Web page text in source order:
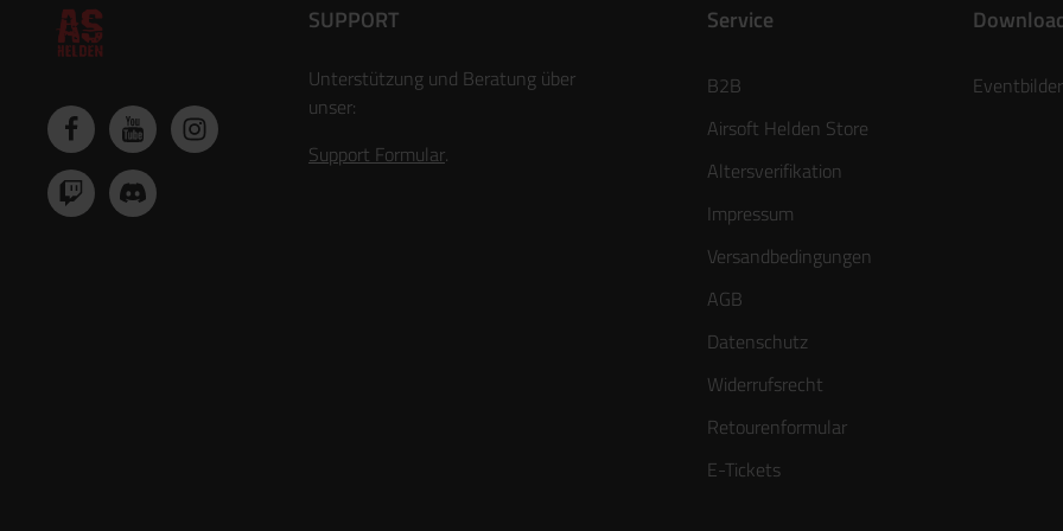
SUPPORT
Unterstützung und Beratung über
unser:
Support Formular.
Service
B2B
Airsoft Helden Store
Altersverifikation
Impressum
Versandbedingungen
AGB
Datenschutz
Widerrufsrecht
Retourenformular
E-Tickets
Eventbilder